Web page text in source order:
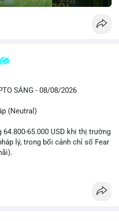
SÁNG - 08/08/2026
(Neutral)
65.000 USD khi thị trường
lý, trong bối cảnh chỉ số Fear
dịch cá voi BTC diễn ra dày
BTC (gần 4 triệu USD) lúc